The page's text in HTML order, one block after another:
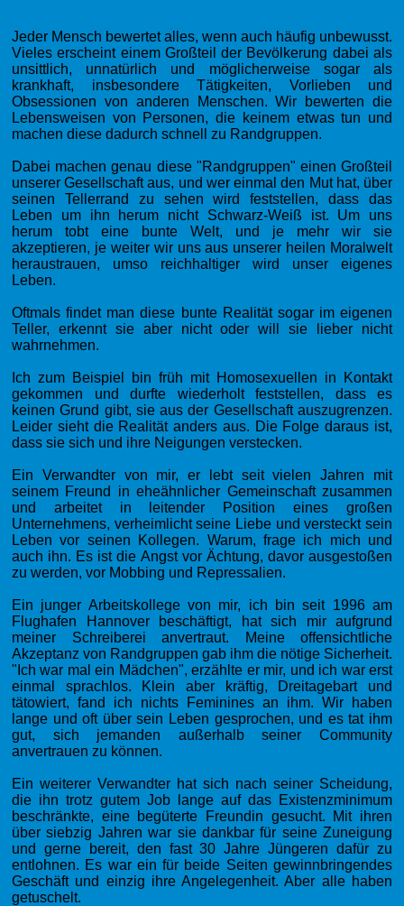
Jeder Mensch bewertet alles, wenn auch häufig unbewusst.
Vieles erscheint einem Großteil der Bevölkerung dabei als
unsittlich, unnatürlich und möglicherweise sogar als
krankhaft, insbesondere Tätigkeiten, Vorlieben und
Obsessionen von anderen Menschen. Wir bewerten die
Lebensweisen von Personen, die keinem etwas tun und
machen diese dadurch schnell zu Randgruppen.
Dabei machen genau diese "Randgruppen" einen Großteil
unserer Gesellschaft aus, und wer einmal den Mut hat, über
seinen Tellerrand zu sehen wird feststellen, dass das
Leben um ihn herum nicht Schwarz-Weiß ist. Um uns
herum tobt eine bunte Welt, und je mehr wir sie
akzeptieren, je weiter wir uns aus unserer heilen Moralwelt
heraustrauen, umso reichhaltiger wird unser eigenes
Leben.
Oftmals findet man diese bunte Realität sogar im eigenen
Teller, erkennt sie aber nicht oder will sie lieber nicht
wahrnehmen.
Ich zum Beispiel bin früh mit Homosexuellen in Kontakt
gekommen und durfte wiederholt feststellen, dass es
keinen Grund gibt, sie aus der Gesellschaft auszugrenzen.
Leider sieht die Realität anders aus. Die Folge daraus ist,
dass sie sich und ihre Neigungen verstecken.
Ein Verwandter von mir, er lebt seit vielen Jahren mit
seinem Freund in eheähnlicher Gemeinschaft zusammen
und arbeitet in leitender Position eines großen
Unternehmens, verheimlicht seine Liebe und versteckt sein
Leben vor seinen Kollegen. Warum, frage ich mich und
auch ihn. Es ist die Angst vor Ächtung, davor ausgestoßen
zu werden, vor Mobbing und Repressalien.
Ein junger Arbeitskollege von mir, ich bin seit 1996 am
Flughafen Hannover beschäftigt, hat sich mir aufgrund
meiner Schreiberei anvertraut. Meine offensichtliche
Akzeptanz von Randgruppen gab ihm die nötige Sicherheit.
"Ich war mal ein Mädchen", erzählte er mir, und ich war erst
einmal sprachlos. Klein aber kräftig, Dreitagebart und
tätowiert, fand ich nichts Feminines an ihm. Wir haben
lange und oft über sein Leben gesprochen, und es tat ihm
gut, sich jemanden außerhalb seiner Community
anvertrauen zu können.
Ein weiterer Verwandter hat sich nach seiner Scheidung,
die ihn trotz gutem Job lange auf das Existenzminimum
beschränkte, eine begüterte Freundin gesucht. Mit ihren
über siebzig Jahren war sie dankbar für seine Zuneigung
und gerne bereit, den fast 30 Jahre Jüngeren dafür zu
entlohnen. Es war ein für beide Seiten gewinnbringendes
Geschäft und einzig ihre Angelegenheit. Aber alle haben
getuschelt.